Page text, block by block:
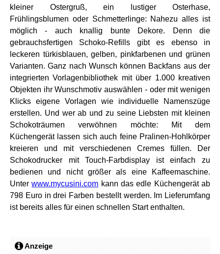
kleiner Ostergruß, ein lustiger Osterhase,
Frühlingsblumen oder Schmetterlinge: Nahezu alles ist
möglich - auch knallig bunte Dekore. Denn die
gebrauchsfertigen Schoko-Refills gibt es ebenso in
leckeren türkisblauen, gelben, pinkfarbenen und grünen
Varianten. Ganz nach Wunsch können Backfans aus der
integrierten Vorlagenbibliothek mit über 1.000 kreativen
Objekten ihr Wunschmotiv auswählen - oder mit wenigen
Klicks eigene Vorlagen wie individuelle Namenszüge
erstellen. Und wer ab und zu seine Liebsten mit kleinen
Schokoträumen verwöhnen möchte: Mit dem
Küchengerät lassen sich auch feine Pralinen-Hohlkörper
kreieren und mit verschiedenen Cremes füllen. Der
Schokodrucker mit Touch-Farbdisplay ist einfach zu
bedienen und nicht größer als eine Kaffeemaschine.
Unterwww.mycusini.com kann das edle Küchengerät ab
798 Euro in drei Farben bestellt werden. Im Lieferumfang
ist bereits alles für einen schnellen Start enthalten.
Anzeige